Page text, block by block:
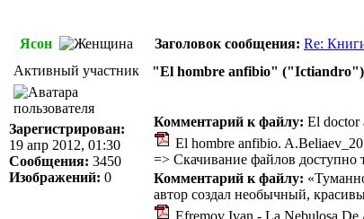
Ясон Заголовок сообщения: Re:
Активный участник
Зарегистрирован:
19 апр 2012, 01:30
Сообщения: 3450
Изображений: 0
"El hombre anfibio" ("Ictiandro")
Комментарий к файлу: El doctor
El hombre anfibio.
=> Скачивание файлов доступно
Комментарий к файлу:
автор создал необычный,
Efremov Ivan - La Nebulosa